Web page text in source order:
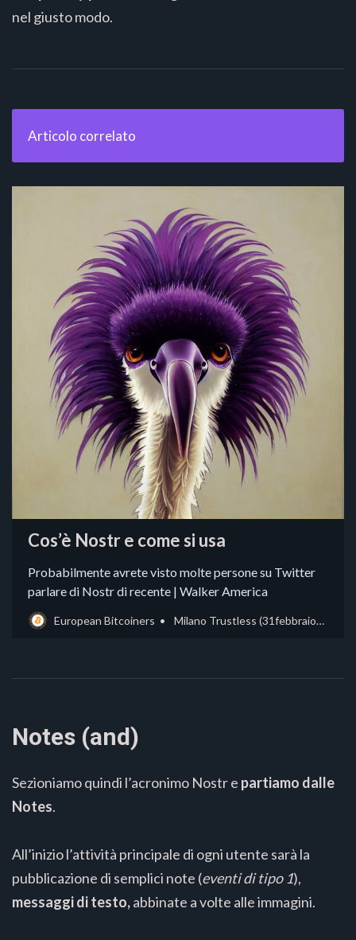
nel giusto modo.
Articolo correlato
Cos’è Nostr e come si usa
Probabilmente avrete visto molte persone su Twitter
parlare di Nostr di recente | Walker America
European Bitcoiners Milano Trustless (31febbraioMI)
Notes (and)
Sezioniamo quindi l’acronimo Nostr e partiamo dalle
Notes.
All’inizio l’attività principale di ogni utente sarà la
pubblicazione di semplici note (eventi di tipo 1),
messaggi di testo,abbinate a volte alle immagini.